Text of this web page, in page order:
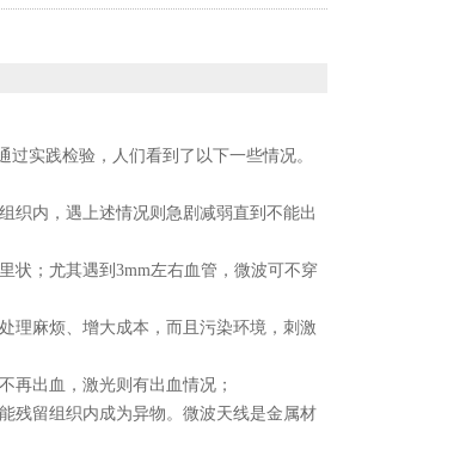
实践检验，人们看到了以下一些情况。
内，遇上述情况则急剧减弱直到不能出
；尤其遇到3mm左右血管，微波可不穿
麻烦、增大成本，而且污染环境，刺激
出血，激光则有出血情况；
留组织内成为异物。微波天线是金属材